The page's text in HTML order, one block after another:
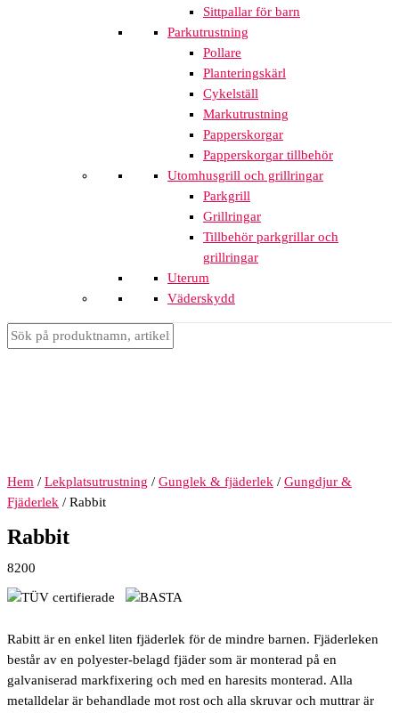
Sittpallar för barn
Parkutrustning
Pollare
Planteringskärl
Cykelställ
Markutrustning
Papperskorgar
Papperskorgar tillbehör
Utomhusgrill och grillringar
Parkgrill
Grillringar
Tillbehör parkgrillar och
grillringar
Uterum
Väderskydd
Hem / Lekplatsutrustning / Gunglek & fjäderlek / Gungdjur &
Fjäderlek / Rabbit
Rabbit
8200
Rabitt är en enkel liten fjäderlek för de mindre barnen. Fjäderleken
består av en polyester-belagd fjäder som är monterad på en
galvaniserad markfixering och med en haresits monterad. Alla
metalldelar är behandlade mot rost och alla skruvar och muttrar är